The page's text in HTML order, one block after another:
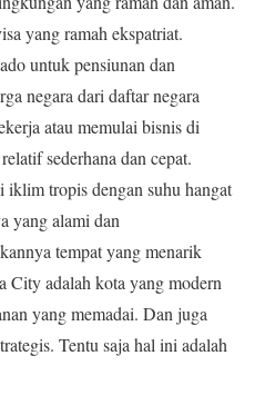
yang ramah ekspatriat.
untuk pensiunan dan
negara dari daftar negara
atau memulai bisnis di
sederhana dan cepat.
tropis dengan suhu hangat
yang alami dan
tempat yang menarik
City adalah kota yang modern
yang memadai. Dan juga
Tentu saja hal ini adalah